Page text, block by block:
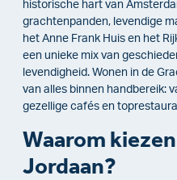
historische hart van
grachtenpanden, levendige
het Anne Frank Huis en het
een unieke mix van
levendigheid. Wonen in de
van alles binnen handbereik:
gezellige cafés en
Waarom
Jordaan?